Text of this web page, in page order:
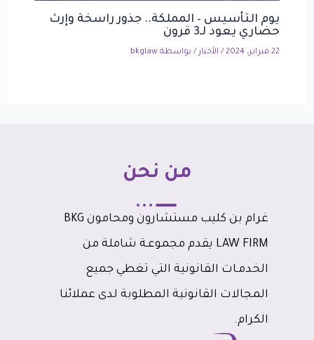
يوم التأسيس – المملكة.. جذور راسخة وإرث
حضاري يعود لـ3 قرون
22 فبراير، 2024 / الأخبار / بواسطة bkglaw
من نحن
غرام بن كليب مستشارون ومحامون BKG
LAW FIRM يقدم مجموعـة شاملة من
الخدمـات القانونية التي تغطي جميع
المجالات القانونية المطلوبة لدى عملائنا
الكرام.